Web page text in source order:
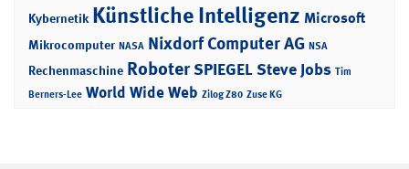
Kybernetik Künstliche Intelligenz Microsoft
Mikrocomputer NASA Nixdorf Computer AG NSA
Rechenmaschine RoboterSPIEGELSteve Jobs Tim
Berners-Lee World Wide Web Zilog Z80 Zuse KG